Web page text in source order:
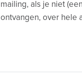
mailing, als je niet
ontvangen, over hele